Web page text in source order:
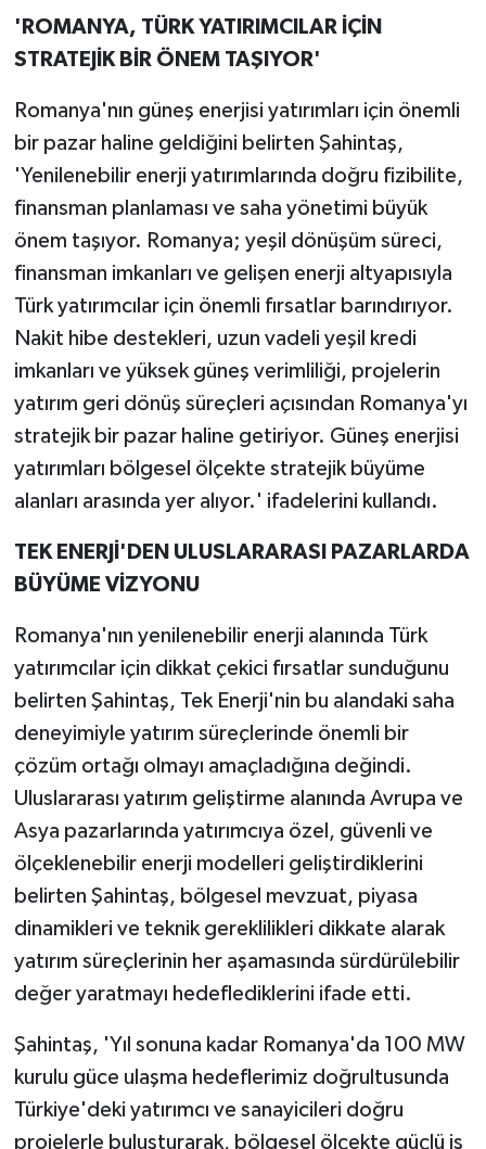
'ROMANYA, TÜRK YATIRIMCILAR İÇİN
STRATEJİK BİR ÖNEM TAŞIYOR'
Romanya'nın güneş enerjisi yatırımları için önemli
bir pazar haline geldiğini belirten Şahintaş,
'Yenilenebilir enerji yatırımlarında doğru fizibilite,
finansman planlaması ve saha yönetimi büyük
önem taşıyor. Romanya; yeşil dönüşüm süreci,
finansman imkanları ve gelişen enerji altyapısıyla
Türk yatırımcılar için önemli fırsatlar barındırıyor.
Nakit hibe destekleri, uzun vadeli yeşil kredi
imkanları ve yüksek güneş verimliliği, projelerin
yatırım geri dönüş süreçleri açısından Romanya'yı
stratejik bir pazar haline getiriyor. Güneş enerjisi
yatırımları bölgesel ölçekte stratejik büyüme
alanları arasında yer alıyor.' ifadelerini kullandı.
TEK ENERJİ'DEN ULUSLARARASI PAZARLARDA
BÜYÜME VİZYONU
Romanya'nın yenilenebilir enerji alanında Türk
yatırımcılar için dikkat çekici fırsatlar sunduğunu
belirten Şahintaş, Tek Enerji'nin bu alandaki saha
deneyimiyle yatırım süreçlerinde önemli bir
çözüm ortağı olmayı amaçladığına değindi.
Uluslararası yatırım geliştirme alanında Avrupa ve
Asya pazarlarında yatırımcıya özel, güvenli ve
ölçeklenebilir enerji modelleri geliştirdiklerini
belirten Şahintaş, bölgesel mevzuat, piyasa
dinamikleri ve teknik gereklilikleri dikkate alarak
yatırım süreçlerinin her aşamasında sürdürülebilir
değer yaratmayı hedeflediklerini ifade etti.
Şahintaş, 'Yıl sonuna kadar Romanya'da 100 MW
kurulu güce ulaşma hedeflerimiz doğrultusunda
Türkiye'deki yatırımcı ve sanayicileri doğru
projelerle buluşturarak, bölgesel ölçekte güçlü iş